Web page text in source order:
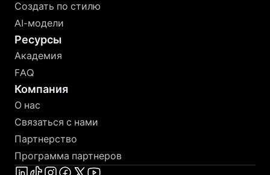
Создать по стилю
AI-модели
Ресурсы
Академия
FAQ
Компания
О нас
Связаться с нами
Партнерство
Программа партнеров